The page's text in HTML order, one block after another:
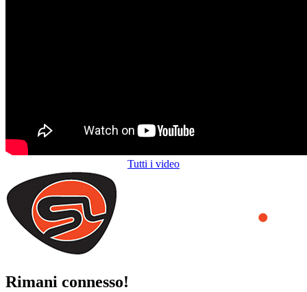
Tutti i video
Rimani connesso!